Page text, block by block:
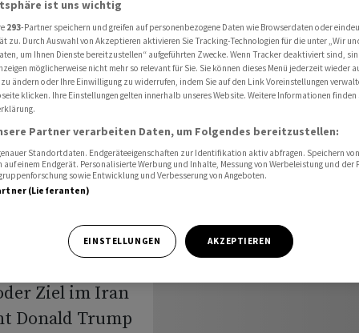
auf
auf
Häfen
Die
Ziel im Iran
Donald Trump
ist uns wichtig
293-Partner speichern und greifen auf personenbezogene Daten wie Browserdaten oder
zu. Durch Auswahl von Akzeptieren aktivieren Sie Tracking-Technologien für die unter „Wir
um Ihnen Dienste bereitzustellen“ aufgeführten Zwecke. Wenn Tracker deaktiviert sind,
möglicherweise nicht mehr so relevant für Sie. Sie können dieses Menü jederzeit wieder
ändern oder Ihre Einwilligung zu widerrufen, indem Sie auf den Link Voreinstellungen
klicken. Ihre Einstellungen gelten innerhalb unseres Website. Weitere Informationen finden
Partner verarbeiten Daten, um Folgendes bereitzustellen:
Standortdaten. Endgeräteeigenschaften zur Identifikation aktiv abfragen. Speichern
einem Endgerät. Personalisierte Werbung und Inhalte, Messung von Werbeleistung und der
sowie Entwicklung und Verbesserung von Angeboten.
(Lieferanten)
EINSTELLUNGEN AKZEPTIEREN